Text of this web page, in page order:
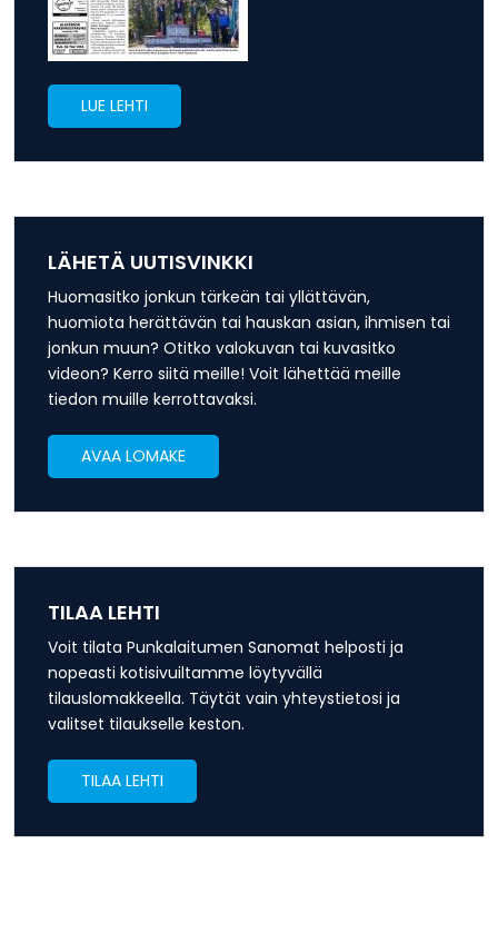
LUE LEHTI
LÄHETÄ UUTISVINKKI
Huomasitko jonkun tärkeän tai yllättävän,
huomiota herättävän tai hauskan asian, ihmisen tai
jonkun muun? Otitko valokuvan tai kuvasitko
videon? Kerro siitä meille! Voit lähettää meille
tiedon muille kerrottavaksi.
AVAA LOMAKE
TILAA LEHTI
Voit tilata Punkalaitumen Sanomat helposti ja
nopeasti kotisivuiltamme löytyvällä
tilauslomakkeella. Täytät vain yhteystietosi ja
valitset tilaukselle keston.
TILAA LEHTI